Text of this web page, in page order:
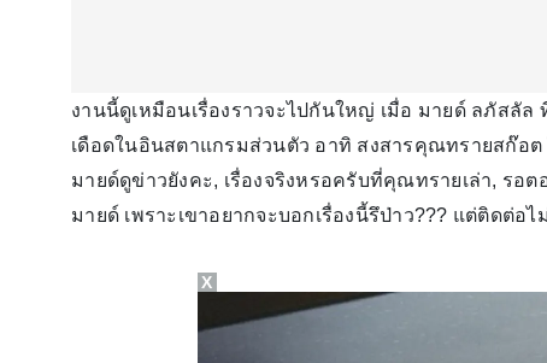
งานนี้ดูเหมือนเรื่องราวจะไปกันใหญ่ เมื่อ มายด์ ลภัสลั
เดือดในอินสตาแกรมส่วนตัว อาทิ สงสารคุณทรายสก๊อ
มายด์ดูข่าวยังคะ, เรื่องจริงหรอครับที่คุณทรายเล่า, รอ
มายด์ เพราะเขาอยากจะบอกเรื่องนี้รึป่าว??? แต่ติดต่อไ
X